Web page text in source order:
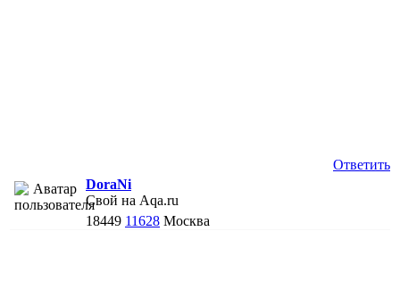
Ответить
DoraNi
Свой на Aqa.ru
18449 11628 Москва